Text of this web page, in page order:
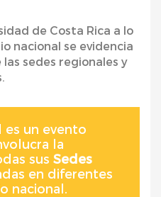
de Costa Rica a lo
nacional se evidencia
sedes regionales y
es un evento
la
sus Sedes
en diferentes
nacional.